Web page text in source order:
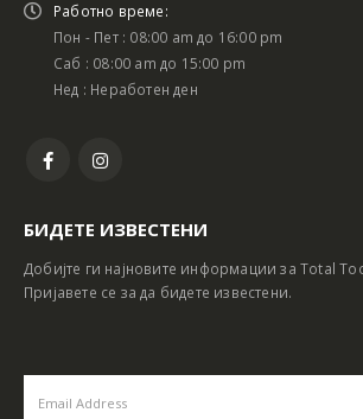
Работно време:
Пон - Пет : 08:00 am до 16:00 pm
Саб : 08:00 am до 15:00 pm
Нед : Неработен ден
БИДЕТЕ ИЗВЕСТЕНИ
Добијте ги најновите информации за Total
Пријавете се за да бидете известени.